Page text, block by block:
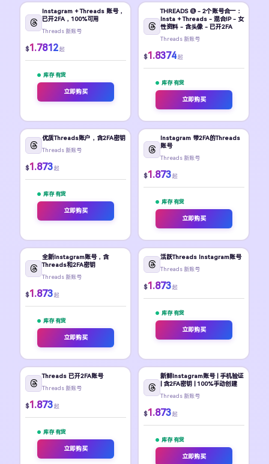
Instagram + Threads 账号，
已开2FA，100%可用
Threads 新账号
$1.7812 起
库存 有货
立即购买
THREADS @ - 2个账号合一：
Insta + Threads - 混合IP - 女
性资料 - 含头像 - 已开2FA
Threads 新账号
$1.8374 起
库存 有货
立即购买
优质Threads账户，含2FA密钥
Threads 新账号
$1.873 起
库存 有货
立即购买
Instagram 带2FA的Threads
账号
Threads 新账号
$1.873 起
库存 有货
立即购买
全新Instagram账号，含
Threads和2FA密钥
Threads 新账号
$1.873 起
库存 有货
立即购买
活跃Threads Instagram账号
Threads 新账号
$1.873 起
库存 有货
立即购买
Threads 已开2FA账号
Threads 新账号
$1.873 起
库存 有货
立即购买
新鲜Instagram账号 | 手机验证
| 含2FA密钥 | 100%手动创建
Threads 新账号
$1.873 起
库存 有货
立即购买